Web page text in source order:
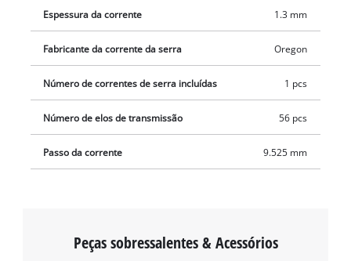
Espessura da corrente 1.3 mm
Fabricante da corrente da serra Oregon
Número de correntes de serra incluídas 1 pcs
Número de elos de transmissão 56 pcs
Passo da corrente 9.525 mm
Peças sobressalentes & Acessórios